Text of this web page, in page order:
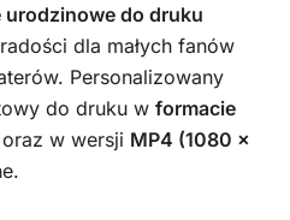
zł.
do druku
dla małych fanów
Personalizowany
do druku w formacie
oraz w wersji MP4 (1080 x